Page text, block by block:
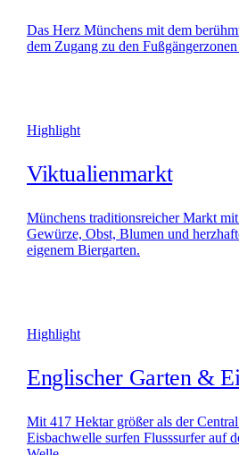
Das Herz Münchens mit dem
dem Zugang zu den
Highlight
Viktualienmarkt
Münchens traditionsreicher Markt
Gewürze, Obst, Blumen und
eigenem Biergarten.
Highlight
Englischer Garten &
Mit 417 Hektar größer als der
Eisbachwelle surfen Flusssurfer auf